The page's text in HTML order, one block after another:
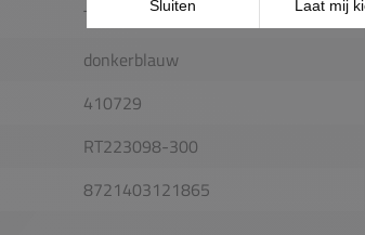
Teamkleding
donkerblauw
410729
RT223098-300
8721403121865